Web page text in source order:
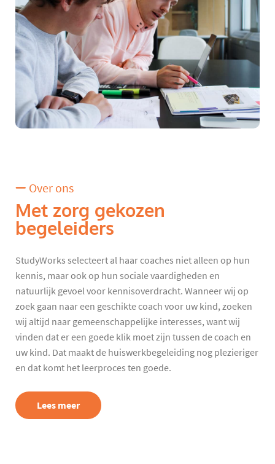
Over ons
Met zorg gekozen
begeleiders
StudyWorks selecteert al haar coaches niet alleen op hun
kennis, maar ook op hun sociale vaardigheden en
natuurlijk gevoel voor kennisoverdracht. Wanneer wij op
zoek gaan naar een geschikte coach voor uw kind, zoeken
wij altijd naar gemeenschappelijke interesses, want wij
vinden dat er een goede klik moet zijn tussen de coach en
uw kind. Dat maakt de huiswerkbegeleiding nog plezieriger
en dat komt het leerproces ten goede.
Lees meer